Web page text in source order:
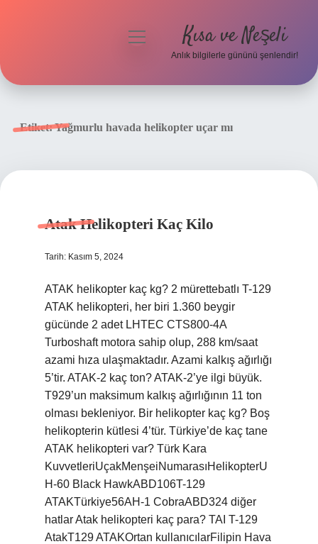
menüyü
Kısa ve Neşeli
Anlık bilgilerle gününü şenlendir!
Etiket:Yağmurlu havada helikopter uçar mı
Atak Helikopteri Kaç Kilo
Tarih: Kasım 5, 2024
ATAK helikopter kaç kg? 2 mürettebatlı T-129
ATAK helikopteri, her biri 1.360 beygir
gücünde 2 adet LHTEC CTS800-4A
Turboshaft motora sahip olup, 288 km/saat
azami hıza ulaşmaktadır. Azami kalkış ağırlığı
5’tir. ATAK-2 kaç ton? ATAK-2’ye ilgi büyük.
T929’un maksimum kalkış ağırlığının 11 ton
olması bekleniyor. Bir helikopter kaç kg? Boş
helikopterin kütlesi 4’tür. Türkiye’de kaç tane
ATAK helikopteri var? Türk Kara
KuvvetleriUçakMenşeiNumarasıHelikopterU
H-60 Black HawkABD106T-129
ATAKTürkiye56AH-1 CobraABD324 diğer
hatlar Atak helikopteri kaç para? TAI T-129
AtakT129 ATAKOrtan kullanıcılarFilipin Hava